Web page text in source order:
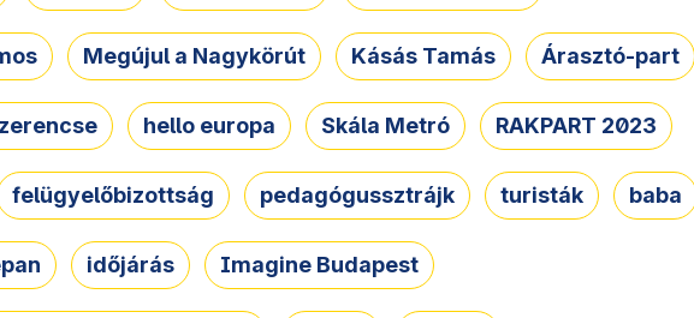
Megújul a Nagykörút Kásás Tamás Árasztó-part
hello europa Skála Metró RAKPART 2023
felügyelőbizottság pedagógussztrájk turisták baba
időjárás Imagine Budapest